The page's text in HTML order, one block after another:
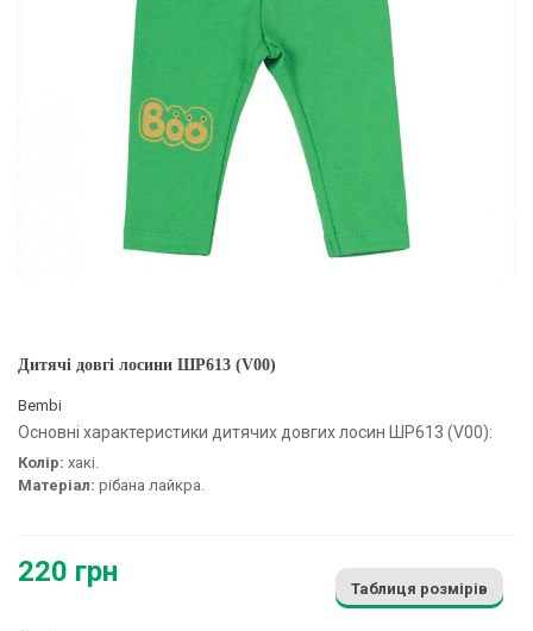
Дитячі довгі лосини ШР613 (V00)
Bembi
Основні характеристики дитячих довгих лосин ШР613 (V00):
Колір: хакі.
Матеріал: рібана лайкра.
220 грн
Таблиця розмірів